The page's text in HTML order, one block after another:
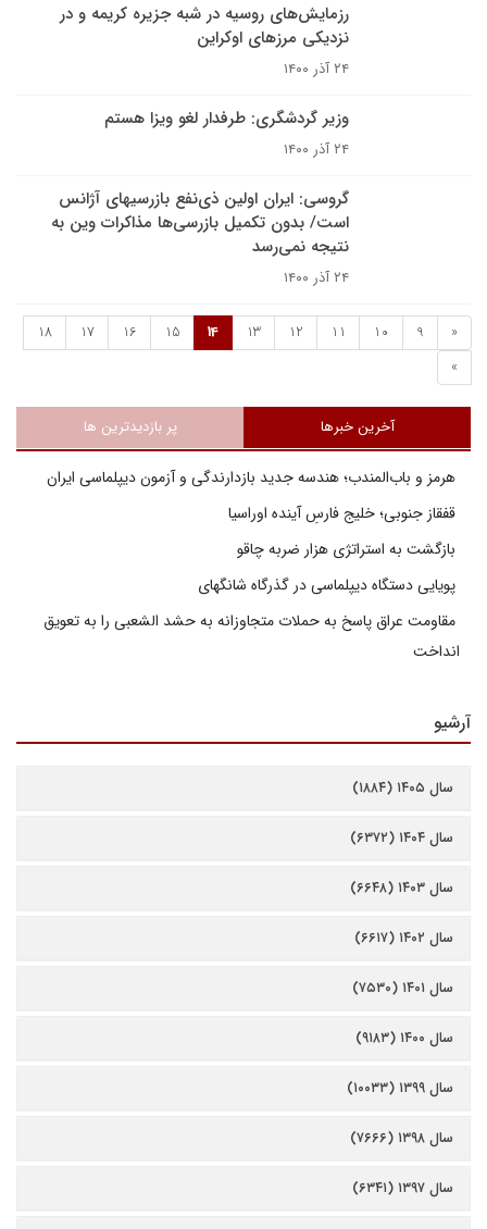
رزمایش‌های روسیه در شبه جزیره کریمه و در
نزدیکی مرزهای اوکراین
۲۴ آذر ۱۴۰۰
وزیر گردشگری: طرفدار لغو ویزا هستم
۲۴ آذر ۱۴۰۰
گروسی: ایران اولین ذی‌نفع بازرسی‎های آژانس
است/ بدون تکمیل بازرسی‌ها مذاکرات وین به
نتیجه نمی‌رسد
۲۴ آذر ۱۴۰۰
«
9
10
11
12
13
14
15
16
17
18
»
آخرین خبرها پر بازدیدترین ها
هرمز و باب‌المندب؛ هندسه جدید بازدارندگی و آزمون دیپلماسی ایران
قفقاز جنوبی؛ خلیج فارسِ آینده اوراسیا
بازگشت به استراتژی هزار ضربه چاقو
پویایی دستگاه دیپلماسی در گذرگاه شانگهای
مقاومت عراق پاسخ به حملات متجاوزانه به حشد الشعبی را به تعویق
انداخت
آرشیو
سال ۱۴۰۵ (۱۸۸۴)
سال ۱۴۰۴ (۶۳۷۲)
سال ۱۴۰۳ (۶۶۴۸)
سال ۱۴۰۲ (۶۶۱۷)
سال ۱۴۰۱ (۷۵۳۰)
سال ۱۴۰۰ (۹۱۸۳)
سال ۱۳۹۹ (۱۰۰۳۳)
سال ۱۳۹۸ (۷۶۶۶)
سال ۱۳۹۷ (۶۳۴۱)